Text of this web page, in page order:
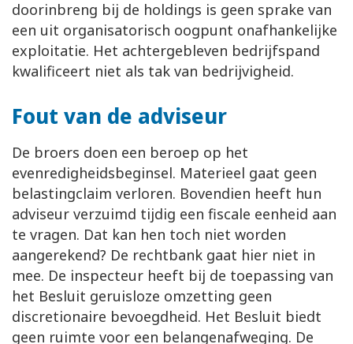
doorinbreng bij de holdings is geen sprake van
een uit organisatorisch oogpunt onafhankelijke
exploitatie. Het achtergebleven bedrijfspand
kwalificeert niet als tak van bedrijvigheid.
Fout van de adviseur
De broers doen een beroep op het
evenredigheidsbeginsel. Materieel gaat geen
belastingclaim verloren. Bovendien heeft hun
adviseur verzuimd tijdig een fiscale eenheid aan
te vragen. Dat kan hen toch niet worden
aangerekend? De rechtbank gaat hier niet in
mee. De inspecteur heeft bij de toepassing van
het Besluit geruisloze omzetting geen
discretionaire bevoegdheid. Het Besluit biedt
geen ruimte voor een belangenafweging. De